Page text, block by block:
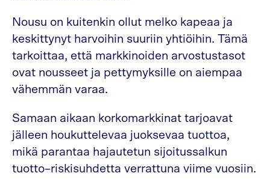
Nousu on kuitenkin ollut melko kapeaa ja
keskittynyt harvoihin suuriin yhtiöihin. Tämä
tarkoittaa, että markkinoiden arvostustasot
ovat nousseet ja pettymyksille on aiempaa
vähemmän varaa.
Samaan aikaan korkomarkkinat tarjoavat
jälleen houkuttelevaa juoksevaa tuottoa,
mikä parantaa hajautetun sijoitussalkun
tuotto–riskisuhdetta verrattuna viime vuosiin.